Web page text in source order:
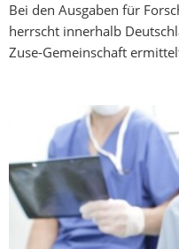
Bei den Ausgaben für
herrscht innerhalb
Zuse-Gemeinschaft